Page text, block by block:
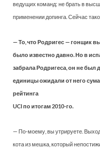
ведущих команд: не брать в
применении допинга. Сейчас
— То, что Родригес — гонщик
было известно давно. Но в
забрала Родригеса, он не
единицы ожидали от него
рейтинга
UCI по итогам 2010-го.
— По-моему, вы утрируете.
кота из мешка, который